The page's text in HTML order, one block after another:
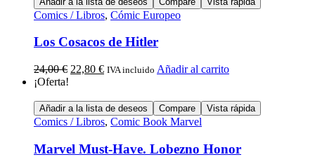
Comics / Libros, Cómic Europeo
Los Cosacos de Hitler
24,00€ 22,80 € IVA incluido Añadir al carrito
¡Oferta!
Añadir a la lista de deseos Compare Vista rápida
Comics / Libros, Comic Book Marvel
Marvel Must-Have. Lobezno Honor